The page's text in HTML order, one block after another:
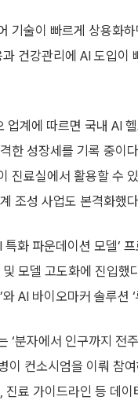
기술이 빠르게 상용화
건강관리에 AI 도입이
업계에 따르면 국내 AI
한 성장세를 기록 중이
진료실에서 활용할 수
조성 사업도 본격화했
특화 파운데이션 모델’
모델 고도화에 진입했
와 AI 바이오마커 솔루션
‘분자에서 인구까지 전
병이 컨소시엄을 이뤄 참
진료 가이드라인 등 데